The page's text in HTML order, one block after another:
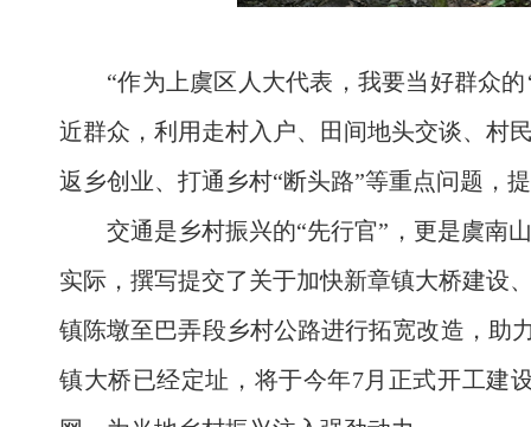
“作为上虞区人大代表，我要当好群众
近群众，利用走村入户、田间地头交谈、村
返乡创业、打通乡村“断头路”等重点问题，
交通是乡村振兴的“先行官”，更是虞南
实际，撰写提交了关于加快新章镇大桥建设
镇陈墩至巴弄段乡村公路进行拓宽改造，助
镇大桥已经定址，将于今年7月正式开工建